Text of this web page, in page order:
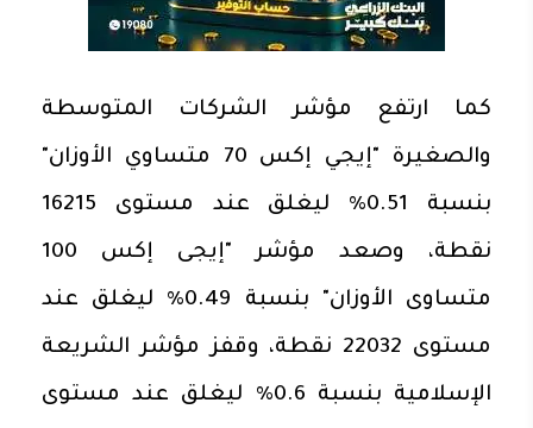
كما ارتفع مؤشر الشركات المتوسطة
والصغيرة "إيجي إكس 70 متساوي الأوزان"
بنسبة 0.51% ليغلق عند مستوى 16215
نقطة، وصعد مؤشر "إيجى إكس 100
متساوى الأوزان" بنسبة 0.49% ليغلق عند
مستوى 22032 نقطة، وقفز مؤشر الشريعة
الإسلامية بنسبة 0.6% ليغلق عند مستوى